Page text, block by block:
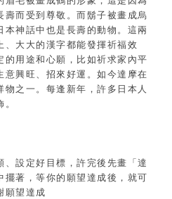
壽而受到尊敬。而鬍子被畫成烏
神話中也是長壽的動物。 這兩
大大的漢字都能發揮祈福效
的用途和心願，比如祈求家內平
意興旺、招來好運。如今達摩在
物之一。每逢新年，許多日本人
設定好目標，許完後先畫「達
擺著，等你的願望達成後，就可
願望達成